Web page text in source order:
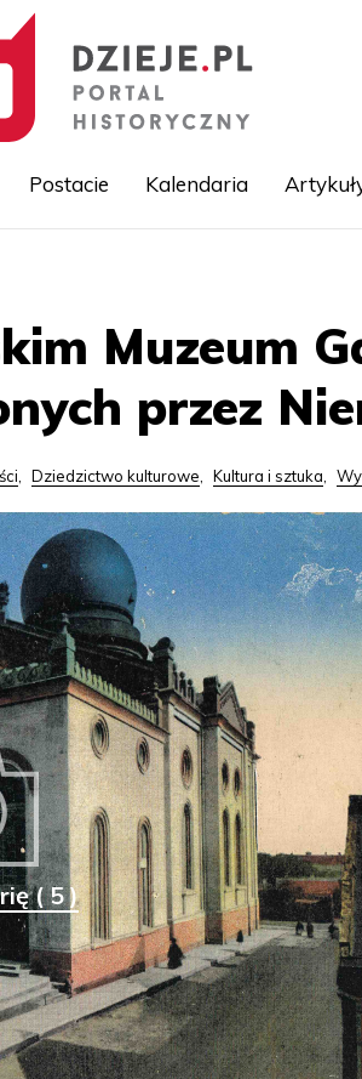
Postacie Kalendaria
Muzeum
przez
, Dziedzictwo kulturowe, Kultura i sztuka,
( 5 )